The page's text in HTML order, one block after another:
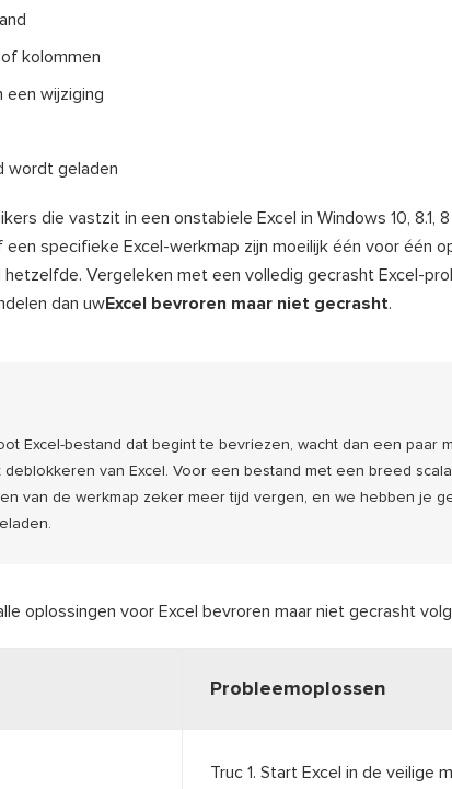
kolommen
een wijziging
wordt geladen
die vastzit in een onstabiele Excel in Windows 10,
een specifieke Excel-werkmap zijn moeilijk één voor één
Vergeleken met een volledig gecrasht Excel-
dan uwExcel bevroren maar niet gecrasht.
Excel-bestand dat begint te bevriezen, wacht dan een paar
van Excel. Voor een bestand met een breed
van de werkmap zeker meer tijd vergen, en we hebben je
oplossingen voor Excel bevroren maar niet gecrasht
Probleemoplossen
Truc 1. Start Excel in de veilige